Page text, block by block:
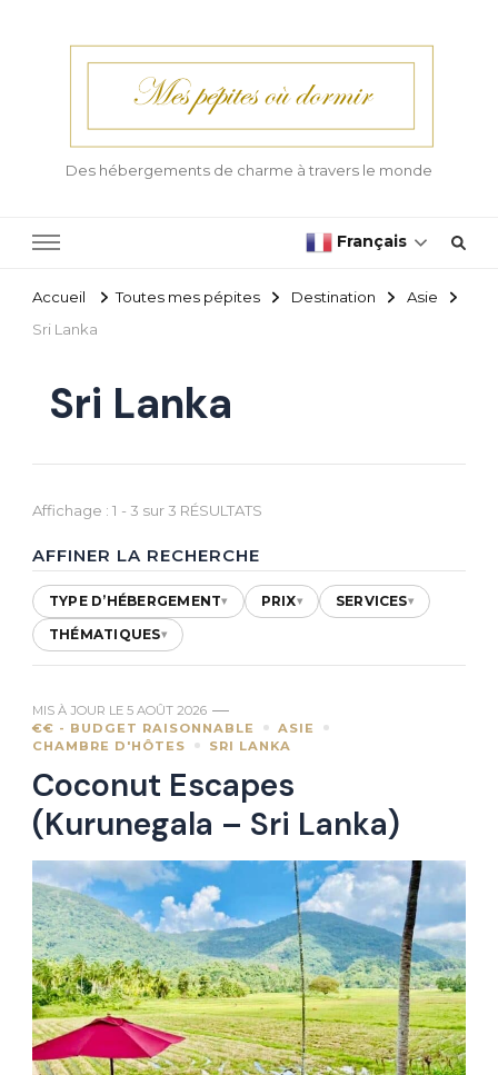
Des hébergements de charme à travers le monde
Français
Accueil Toutes mes pépites Destination
Asie
Sri Lanka
Sri Lanka
Affichage : 1 - 3 sur 3 RÉSULTATS
AFFINER LA RECHERCHE
TYPE D’HÉBERGEMENT▾ PRIX▾ SERVICES▾
THÉMATIQUES▾
MIS À JOUR LE 5 AOÛT 2026
€€ - BUDGET RAISONNABLE
ASIE
CHAMBRE D'HÔTES
SRI LANKA
Coconut Escapes
(Kurunegala – Sri Lanka)